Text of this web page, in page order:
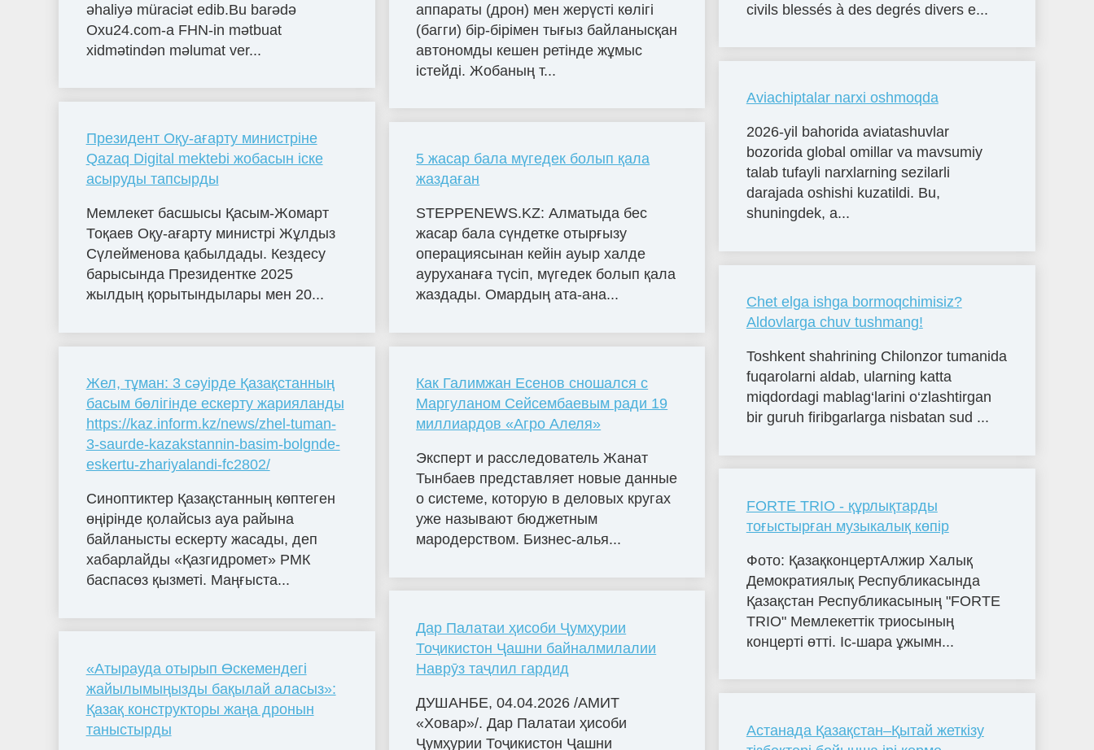
əhaliyə müraciət edib.Bu barədə
Oxu24.com-a FHN-in mətbuat
xidmətindən məlumat ver...
Президент Оқу-ағарту министріне
Qazaq Digital mektebi жобасын іске
асыруды тапсырды
Мемлекет басшысы Қасым-Жомарт
Тоқаев Оқу-ағарту министрі Жұлдыз
Сүлейменова қабылдады. Кездесу
барысында Президентке 2025
жылдың қорытындылары мен 20...
Жел, тұман: 3 сәуірде Қазақстанның
басым бөлігінде ескерту жарияланды
https://kaz.inform.kz/news/zhel-tuman-
3-saurde-kazakstannin-basim-bolgnde-
eskertu-zhariyalandi-fc2802/
Синоптиктер Қазақстанның көптеген
өңірінде қолайсыз ауа райына
байланысты ескерту жасады, деп
хабарлайды «Қазгидромет» РМК
баспасөз қызметі. Маңғыста...
«Атырауда отырып Өскемендегі
жайылымыңызды бақылай аласыз»:
Қазақ конструкторы жаңа дронын
таныстырды
аппараты (дрон) мен жерүсті көлігі
(багги) бір-бірімен тығыз байланысқан
автономды кешен ретінде жұмыс
істейді. Жобаның т...
5 жасар бала мүгедек болып қала
жаздаған
STEPPENEWS.KZ: Алматыда бес
жасар бала сүндетке отырғызу
операциясынан кейін ауыр халде
ауруханаға түсіп, мүгедек болып қала
жаздады. Омардың ата-ана...
Как Галимжан Есенов сношался с
Маргуланом Сейсембаевым ради 19
миллиардов «Агро Алеля»
Эксперт и расследователь Жанат
Тынбаев представляет новые данные
о системе, которую в деловых кругах
уже называют бюджетным
мародерством. Бизнес-алья...
Дар Палатаи ҳисоби Ҷумҳурии
Тоҷикистон Ҷашни байналмилалии
Наврӯз таҷлил гардид
ДУШАНБЕ, 04.04.2026 /АМИТ
«Ховар»/. Дар Палатаи ҳисоби
Ҷумҳурии Тоҷикистон Ҷашни
civils blessés à des degrés divers e...
Aviachiptalar narxi oshmoqda
2026-yil bahorida aviatashuvlar
bozorida global omillar va mavsumiy
talab tufayli narxlarning sezilarli
darajada oshishi kuzatildi. Bu,
shuningdek, a...
Chet elga ishga bormoqchimisiz?
Aldovlarga chuv tushmang!
Toshkent shahrining Chilonzor tumanida
fuqarolarni aldab, ularning katta
miqdordagi mablag‘larini o‘zlashtirgan
bir guruh firibgarlarga nisbatan sud ...
FORTE TRIO - құрлықтарды
тоғыстырған музыкалық көпір
Фото: ҚазақконцертАлжир Халық
Демократиялық Республикасында
Қазақстан Республикасының "FORTE
TRIO" Мемлекеттік триосының
концерті өтті. Іс-шара ұжымн...
Астанада Қазақстан–Қытай жеткізу